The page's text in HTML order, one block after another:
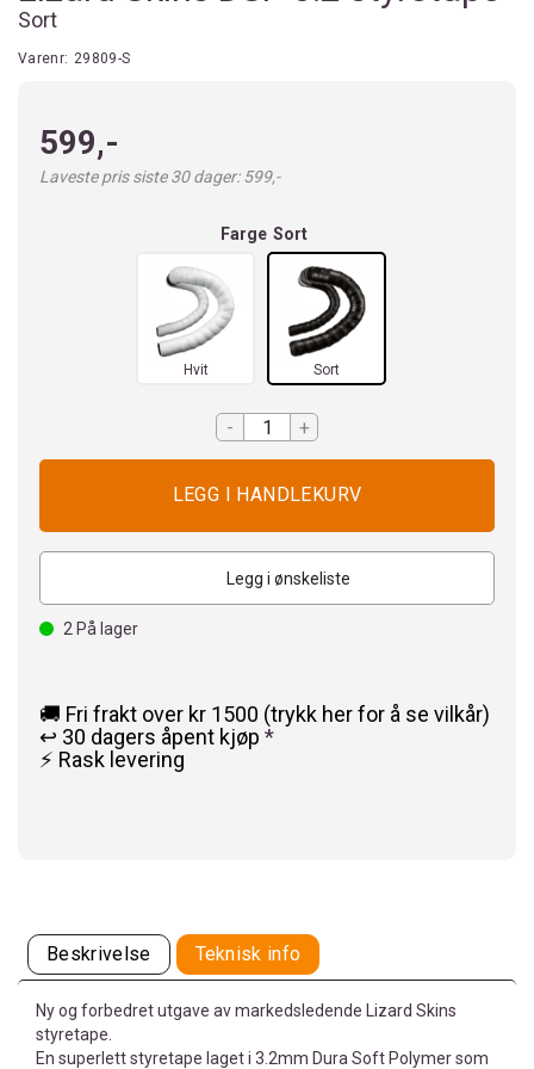
Sort
Varenr: 29809-S
599,-
Laveste pris siste 30 dager: 599,-
Farge Sort
Hvit Sort
- +
Legg i ønskeliste
2 På lager
🚚 Fri frakt over kr 1500 (trykk her for å se vilkår)
↩️ 30 dagers åpent kjøp *
⚡ Rask levering
Beskrivelse Teknisk info
Ny og forbedret utgave av markedsledende Lizard Skins
styretape.
En superlett styretape laget i 3.2mm Dura Soft Polymer som